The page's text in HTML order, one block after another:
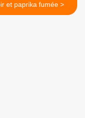
noir et paprika fumée >